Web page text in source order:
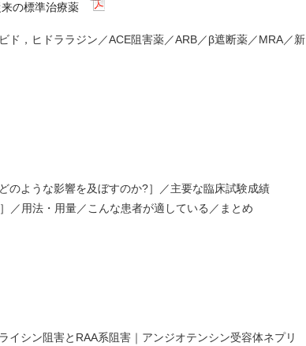
来の標準治療薬
ド，ヒドララジン／ACE阻害薬／ARB／β遮断薬／MRA／新
のような影響を及ぼすのか?］／主要な臨床試験成績
／用法・用量／こんな患者が適している／まとめ
シン阻害とRAA系阻害｜アンジオテンシン受容体ネプリ